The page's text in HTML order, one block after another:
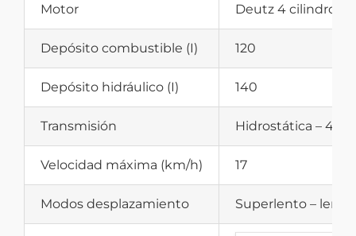
Motor Deutz 4 cilindros
Depósito combustible (I) 120
Depósito hidráulico (I) 140
Transmisión Hidrostática –
Velocidad máxima (km/h) 17
Modos desplazamiento Superlento – lento